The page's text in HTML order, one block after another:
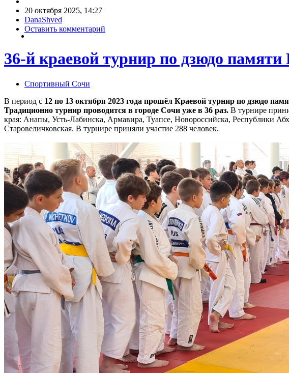
20 октября 2025, 14:27
DanaShved
Оставить комментарий
36-й краевой турнир по дзюдо
Спортивный Сочи
В период с 12 по 13 октября 2023 года прошёл Краевой турнир по дзюдо
Традиционно турнир проводится в городе Сочи уже в 36 раз. В турнире
края: Анапы, Усть-Лабинска, Армавира, Туапсе, Новороссийска, Республики
Старовеличковская. В турнире приняли участие 288 человек.